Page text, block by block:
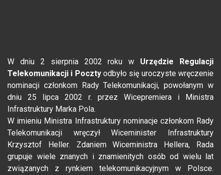
W dniu 2 sierpnia 2002 roku w Urzędzie Regulacji
Telekomunikacji i Pocztyodbyło się uroczyste wręczenie
nominacji członkom Rady Telekomunikacji, powołanym w
dniu 25 lipca 2002 r. przez Wicepremiera i Ministra
Infrastruktury Marka Pola.
W imieniu Ministra Infrastruktury nominacje członkom Rady
Telekomunikacji wręczył Wiceminister Infrastruktury
Krzysztof Heller. Zdaniem Wiceministra Hellera, Rada
grupuje wiele znanych i znamienitych osób od wielu lat
związanych z rynkiem telekomunikacyjnym w Polsce.